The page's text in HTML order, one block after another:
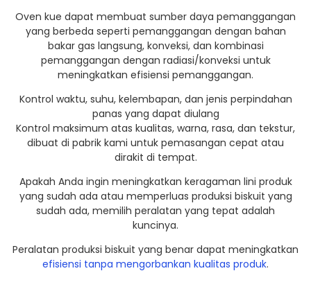
Oven kue dapat membuat sumber daya pemanggangan
yang berbeda seperti pemanggangan dengan bahan
bakar gas langsung, konveksi, dan kombinasi
pemanggangan dengan radiasi/konveksi untuk
meningkatkan efisiensi pemanggangan.
Kontrol waktu, suhu, kelembapan, dan jenis perpindahan
panas yang dapat diulang
Kontrol maksimum atas kualitas, warna, rasa, dan tekstur,
dibuat di pabrik kami untuk pemasangan cepat atau
dirakit di tempat.
Apakah Anda ingin meningkatkan keragaman lini produk
yang sudah ada atau memperluas produksi biskuit yang
sudah ada, memilih peralatan yang tepat adalah
kuncinya.
Peralatan produksi biskuit yang benar dapat meningkatkan
efisiensi tanpa mengorbankan kualitas produk.